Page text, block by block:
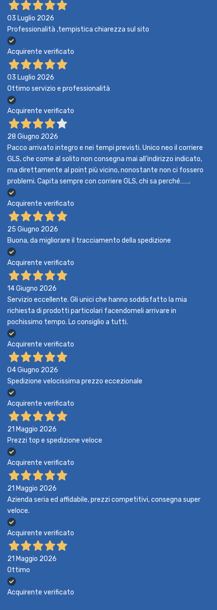
03 Luglio 2026
Professionalità ,tempistica chiarezza sul sito
Acquirente verificato
03 Luglio 2026
Ottimo servizio e professionalità
Acquirente verificato
28 Giugno 2026
Pacco arrivato integro e nei tempi previsti. Unico neo il corriere
GLS, che come al solito non consegna mai all’indirizzo indicato,
ma direttamente al point più vicino, nonostante non ci fossero
problemi. Capita sempre con corriere GLS, chi sa perché…….
Acquirente verificato
25 Giugno 2026
Buona, da migliorare il tracciamento della spedizione
Acquirente verificato
14 Giugno 2026
Servizio eccellente. Gli unici che hanno soddisfatto la mia
richiesta di prodotti particolari facendomeli arrivare in
pochissimo tempo. Lo consiglio a tutti.
Acquirente verificato
04 Giugno 2026
Spedizione velocissima prezzo eccezionale
Acquirente verificato
21 Maggio 2026
Prezzi top e spedizione veloce
Acquirente verificato
21 Maggio 2026
Azienda seria ed affidabile, prezzi competitivi, consegna super
veloce.
Acquirente verificato
21 Maggio 2026
Ottimo
Acquirente verificato